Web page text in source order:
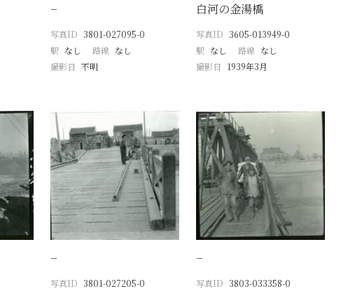
−
写真ID 3801-027095-0
駅 なし 路線 なし
撮影日 不明
白河の金湯橋
写真ID 3605-013949-0
駅 なし 路線 なし
撮影日
1939年3月
−
写真ID 3801-027205-0
−
写真ID 3803-033358-0